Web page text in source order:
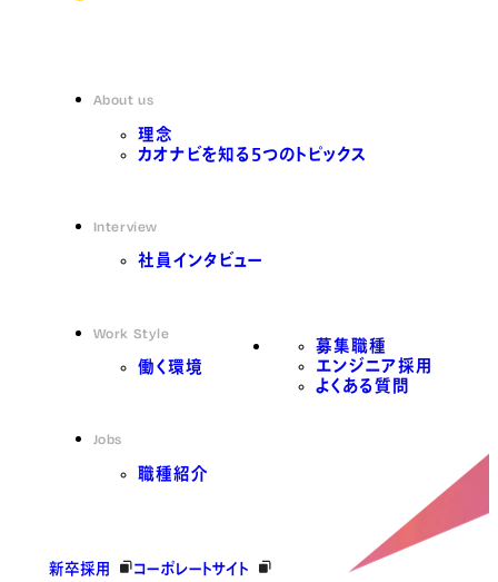
About us
理念
カオナビを知る5つのトピックス
Interview
社員インタビュー
Work Style
働く環境
Jobs
職種紹介
募集職種
エンジニア採用
よくある質問
新卒採用 コーポレートサイト